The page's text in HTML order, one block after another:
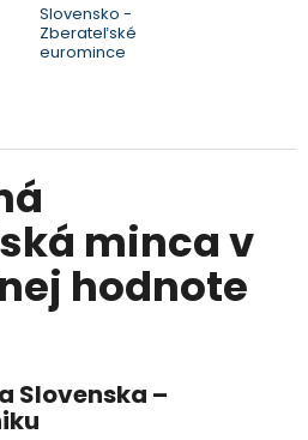
Slovensko -
Zberateľské
euromince
minca v
hodnote
Slovenska –